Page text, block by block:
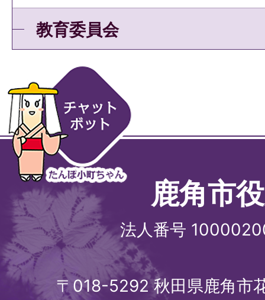
教育委員会
鹿角市
法人番号
〒018-5292 秋田県鹿角市